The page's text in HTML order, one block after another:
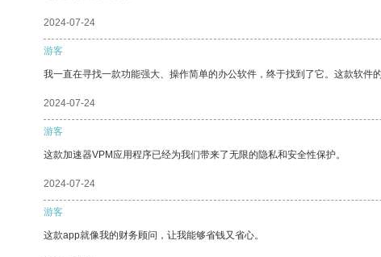
2024-07-24
游客
我一直在寻找一款功能强大、操作简单的办公软件，终于找到了它。这款软件
2024-07-24
游客
这款加速器VPM应用程序已经为我们带来了无限的隐私和安全性保护。
2024-07-24
游客
这款app就像我的财务顾问，让我能够省钱又省心。